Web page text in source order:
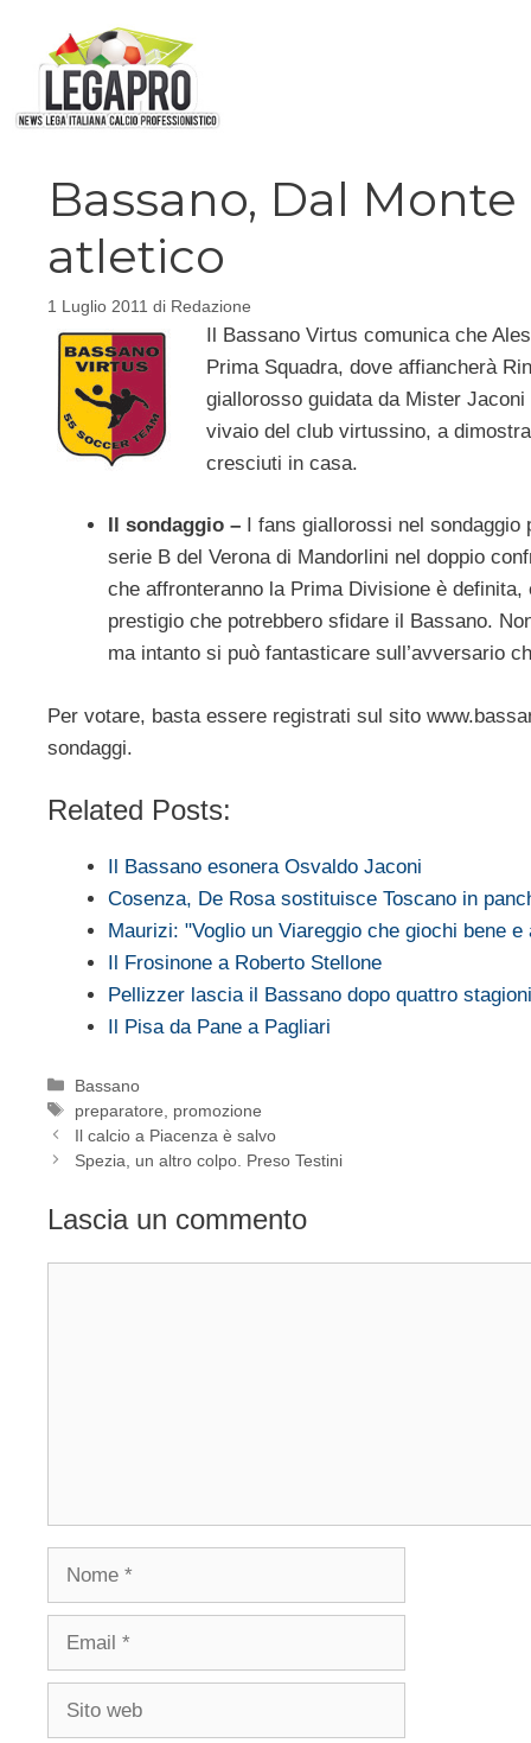
contenuto
Bassano, Dal
atletico
1 Luglio 2011 di Redazione
Il Bassano Virtus comunica che
Prima Squadra, dove affiancherà
giallorosso guidata da Mister
vivaio del club virtussino, a
cresciuti in casa.
Il sondaggio – I fans giallorossi nel sondaggio
serie B del Verona di Mandorlini nel doppio
che affronteranno la Prima Divisione è
prestigio che potrebbero sfidare il Bassano.
ma intanto si può fantasticare sull’avversario
Per votare, basta essere registrati sul sito
sondaggi.
Related Posts:
Il Bassano esonera Osvaldo Jaconi
Cosenza, De Rosa sostituisce Toscano in
Maurizi: "Voglio un Viareggio che giochi bene
Il Frosinone a Roberto Stellone
Pellizzer lascia il Bassano dopo quattro stagioni
Il Pisa da Pane a Pagliari
Categorie
Bassano
Tag
preparatore
promozione
Il calcio a Piacenza è salvo
Spezia, un altro colpo. Preso Testini
Lascia un commento
Nome
Email
Sito